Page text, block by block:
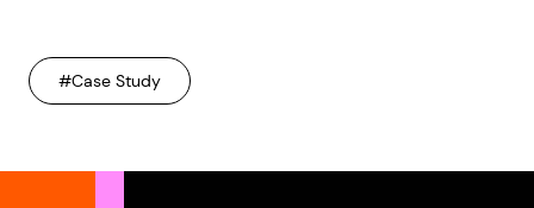
#Case Study